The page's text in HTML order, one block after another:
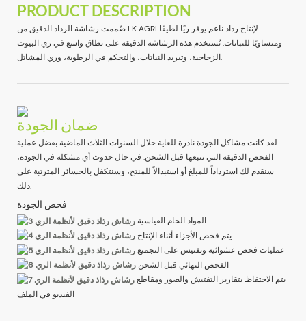
PRODUCT DESCRIPTION
صُممت رشاشة الرذاذ الدقيق من LK AGRI لإنتاج رذاذ ناعم يوفر ريًا لطيفًا
ومتساويًا للنباتات. تُستخدم هذه الرشاشة الدقيقة على نطاق واسع في ري البيوت
الزجاجية، وتبريد النباتات، والتحكم في الرطوبة، وري المشاتل.
ضمان الجودة
لقد كانت مشاكل الجودة نادرة للغاية خلال السنوات الثلاث الماضية بفضل عملية
الفحص الدقيقة التي نتبعها قبل الشحن. في حال حدوث أي مشكلة في الجودة،
سنقدم لك استرداداً للمبلغ أو استبدالاً للمنتج، وسنتكفل بالخسائر المترتبة على
ذلك.
فحص الجودة
المواد الخام القياسية
يتم فحص الأجزاء أثناء الإنتاج
عمليات فحص عشوائية وتفتيش على التجميع
الفحص النهائي قبل الشحن
يتم الاحتفاظ بتقارير التفتيش والصور ومقاطع
الفيديو في الملف